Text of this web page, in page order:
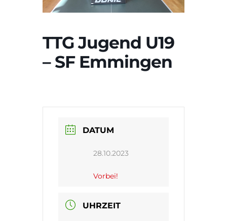
TTG Jugend U19
– SF Emmingen
DATUM
28.10.2023
Vorbei!
UHRZEIT